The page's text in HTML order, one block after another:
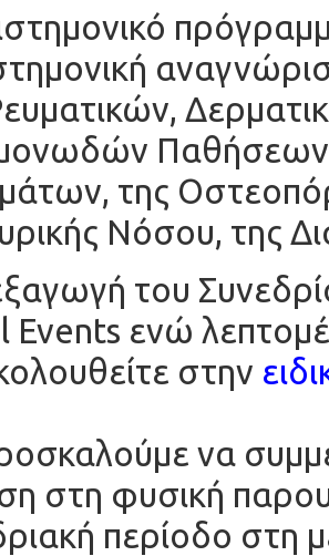
της
Νόσου, της
του
Events ενώ
στην
να
στη φυσική
περίοδο στη